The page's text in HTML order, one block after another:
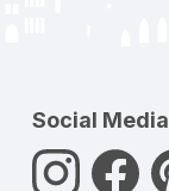
Social Media